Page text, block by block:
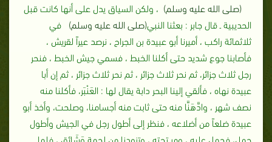
(صلى الله عليه وسلم) ، ولكن السياق يدل على أنها كانت قبل
الحديبية ـ قال جابر‏ :‏ بعثنا النبي(صلى الله عليه وسلم) في
ثلاثمائة راكب ، أميرنا أبو عبيدة بن الجراح ، نرصد عيراً لقريش ،
فأصابنا جوع شديد حتى أكلنا الخبط ، فسمي جيش الخبط ، فنحر
رجل ثلاث جزائر، ثم نحر ثلاث جزائر ، ثم نحر ثلاث جزائر ، ثم إن أبا
عبيدة نهاه ، فألقي إلينا البحر دابة يقال لها ‏:‏ العَنْبَر، فأكلنا منه
نصف شهر ، وادَّهَنَّا منه حتى ثابت منه أجسامنا، وصلحت، وأخذ أبو
عبيدة ضلعاً من أضلاعه ، فنظر إلى أطول رجل في الجيش وأطول
جمل، فحمل عليه ، ومر تحته ، وتزودنا من لحمة وَشَائِق ، فلما